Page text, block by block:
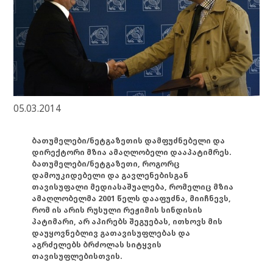
05.03.2014
ბათუმელები/ნეტგაზეთის დამფუძნებელი და
დირექტორი მზია ამაღლობელი დააპატიმრეს.
ბათუმელები/ნეტგაზეთი, როგორც
დამოუკიდებელი და გავლენებისგან
თავისუფალი მედიასაშუალება, რომელიც მზია
ამაღლობელმა 2001 წელს დააფუძნა, მიიჩნევს,
რომ ის არის რუსული რეჟიმის სინდისის
პატიმარი, არ აპირებს შეგუებას, ითხოვს მის
დაუყოვნებლივ გათავისუფლებას და
აგრძელებს ბრძოლას სიტყვის
თავისუფლებისთვის.